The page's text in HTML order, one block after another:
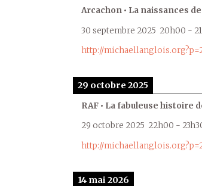
Arcachon • La naissances
30 septembre 2025 20h00 -
http://
29 octobre 2025
RAF • La fabuleuse histoire
29 octobre 2025 22h00 -
http://
14 mai 2026